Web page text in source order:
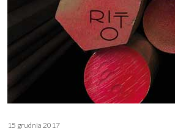
15 grudnia 2017